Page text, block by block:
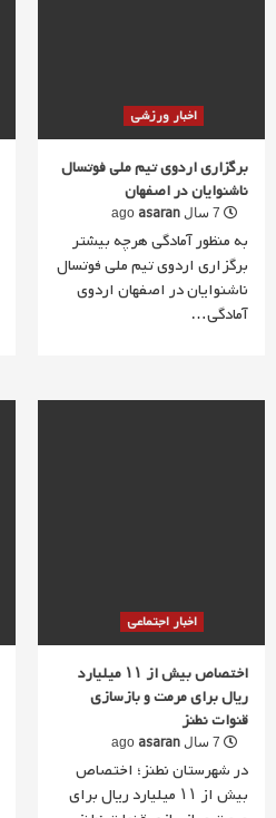
اخبار ورزشی
برگزاری اردوی تیم ملی فوتسال
ناشنوایان در اصفهان
asaran
به منظور آمادگی هرچه بیشتر
برگزاری اردوی تیم ملی فوتسال
ناشنوایان در اصفهان اردوی
آمادگی…
اخبار اجتماعی
اختصاص بیش از ۱۱ میلیارد
ریال برای مرمت و بازسازی
قنوات نطنز
asaran
در شهرستان نطنز؛ اختصاص
بیش از ۱۱ میلیارد ریال برای